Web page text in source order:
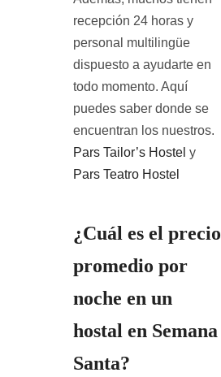
recepción 24 horas y
personal multilingüe
dispuesto a ayudarte en
todo momento. Aquí
puedes saber donde se
encuentran los nuestros.
Pars Tailor’s Hostel y
Pars Teatro Hostel
¿Cuál es el precio
promedio por
noche en un
hostal en Semana
Santa?